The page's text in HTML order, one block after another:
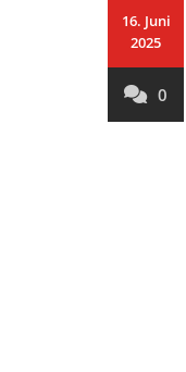
16. Juni
2025
0